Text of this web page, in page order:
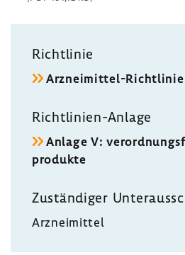
Richt­linie
Arzneimittel-​Richtlinie
Richtlinien-​Anlage
Anlage V:
pro­dukte
Zustän­diger
Arznei­mittel